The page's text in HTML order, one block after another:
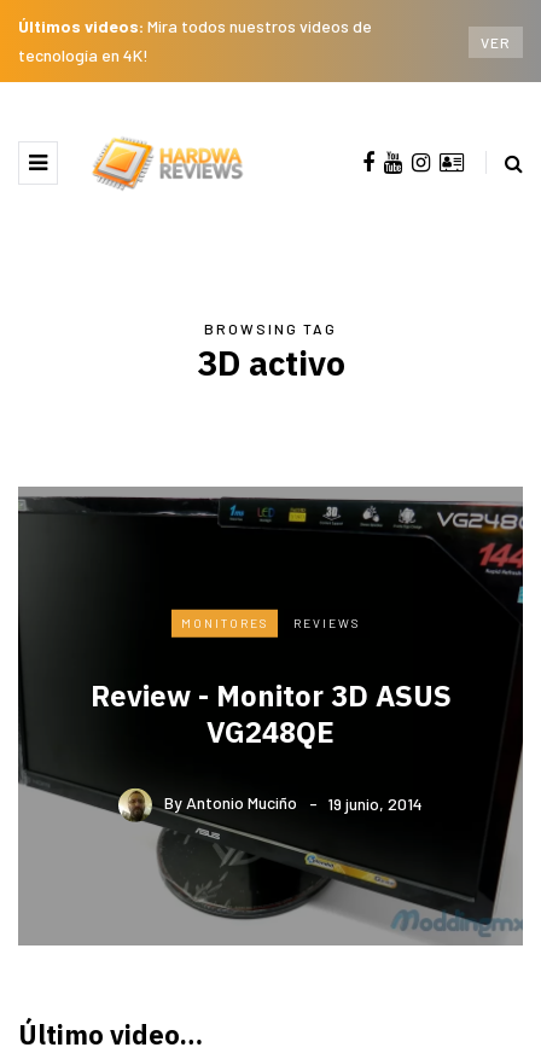
Últimos videos: Mira todos nuestros videos de
tecnología en 4K!
VER
BROWSING TAG
3D activo
MONITORES REVIEWS
Review - Monitor 3D ASUS
VG248QE
By Antonio Muciño 19 junio, 2014
Último video…